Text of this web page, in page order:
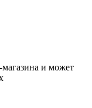
магазина и может